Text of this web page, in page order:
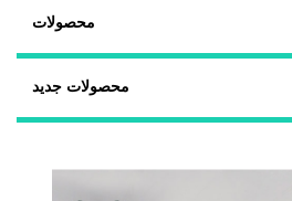
محصولات
محصولات جدید